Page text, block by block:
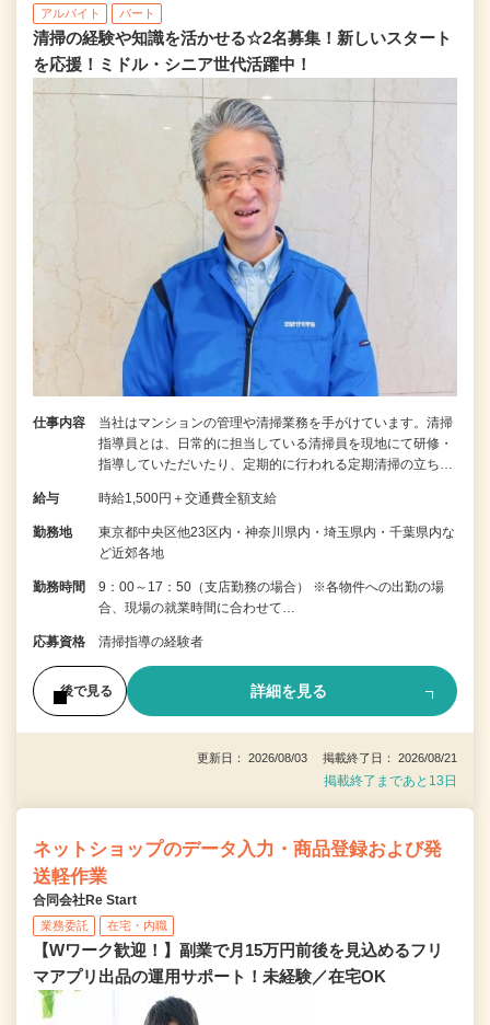
アルバイト パート
清掃の経験や知識を活かせる☆2名募集！新しいスタート
を応援！ミドル・シニア世代活躍中！
仕事内容
当社はマンションの管理や清掃業務を手がけています。清掃
指導員とは、日常的に担当している清掃員を現地にて研修・
指導していただいたり、定期的に行われる定期清掃の立ち…
給与 時給1,500円＋交通費全額支給
勤務地
東京都中央区他23区内・神奈川県内・埼玉県内・千葉県内な
ど近郊各地
勤務時間
9：00～17：50（支店勤務の場合） ※各物件への出勤の場
合、現場の就業時間に合わせて…
応募資格 清掃指導の経験者
後で見る 詳細を見る
更新日： 2026/08/03 掲載終了日： 2026/08/21
掲載終了まであと13日
ネットショップのデータ入力・商品登録および発
送軽作業
合同会社Re Start
業務委託 在宅・内職
【Wワーク歓迎！】副業で月15万円前後を見込めるフリ
マアプリ出品の運用サポート！未経験／在宅OK